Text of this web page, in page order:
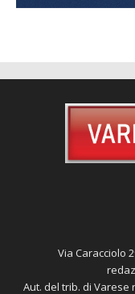
Via Caracciolo
Aut. del trib. di Varese